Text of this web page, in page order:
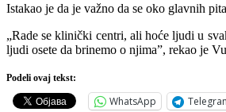
Istakao je da je važno da se oko glavnih
„Rade se klinički centri, ali hoće ljudi u
ljudi osete da brinemo o njima”, rekao je
Podeli ovaj tekst:
WhatsApp